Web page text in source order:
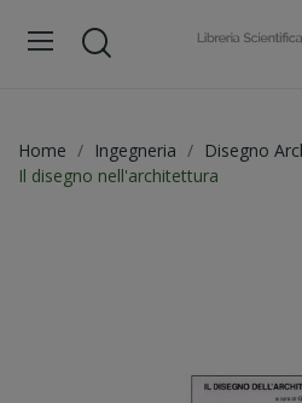
Home Ingegneria Disegno
Il disegno nell'architettura